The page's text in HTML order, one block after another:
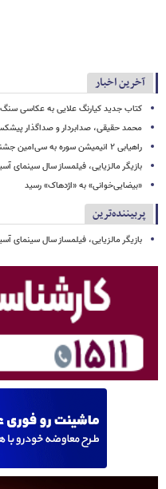
آخرین اخبار
کتاب جدید کیارنگ علایی به عکاسی
محمد حقیقی، صدابردار و صداگذار
راهیابی ۲ انیمیشن سوره به سی‌امین جشنواره فیلم رود آیلند
بازیگر مالزیایی، فیلمساز سال سینمای
«بیضایی‌خوانی» به «اژدهاک» رسید
پربیننده‌ترین
بازیگر مالزیایی، فیلمساز سال سینمای